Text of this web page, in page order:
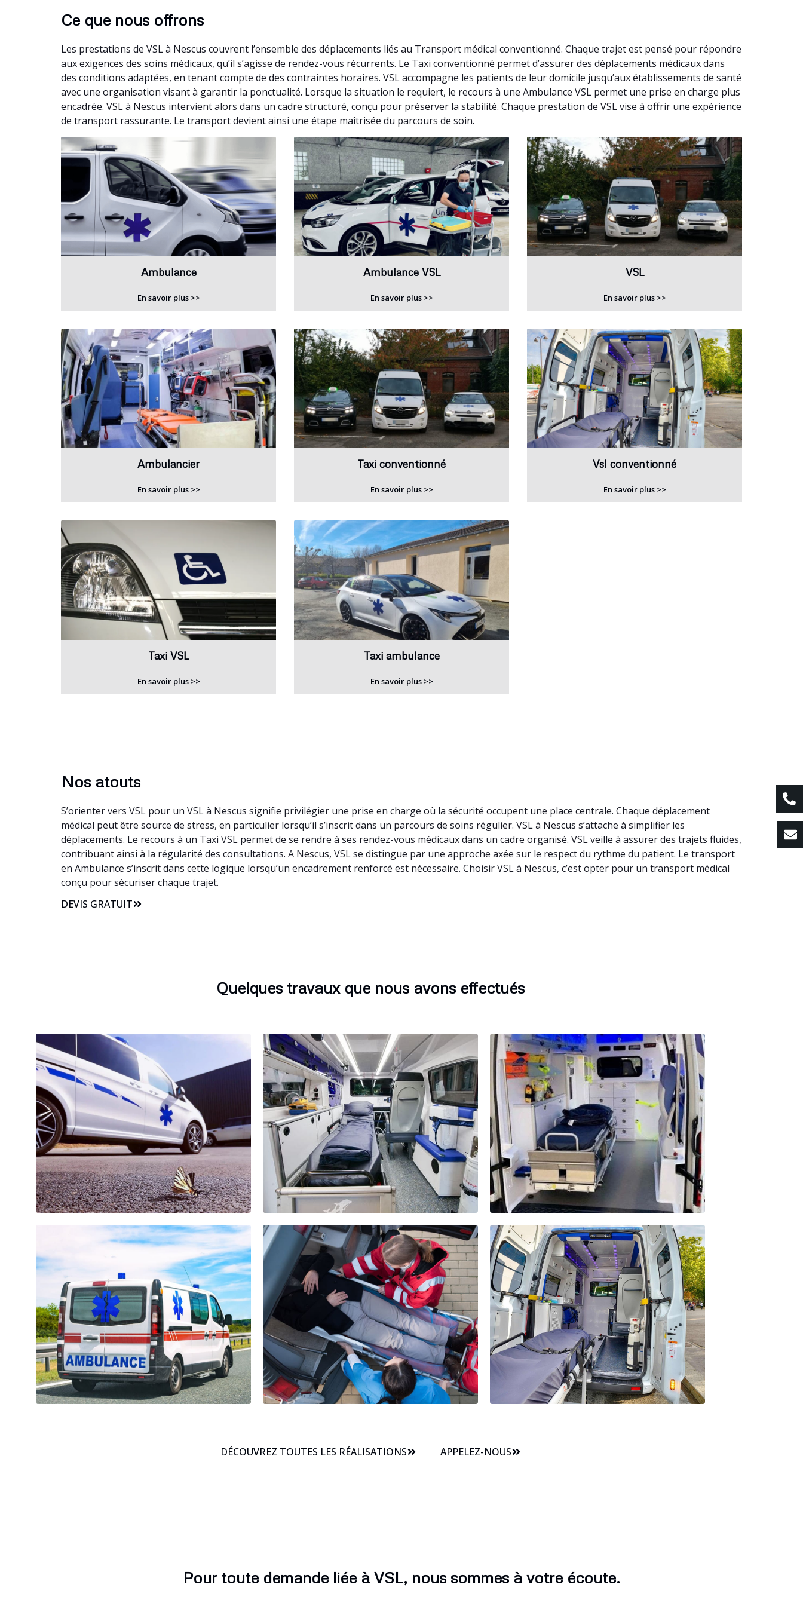
Ce que nous offrons
Les prestations de VSL à Nescus couvrent l’ensemble des déplacements liés au Transport médical conventionné. Chaque trajet est pensé pour répondre
aux exigences des soins médicaux, qu’il s’agisse de rendez-vous récurrents. Le Taxi conventionné permet d’assurer des déplacements médicaux dans
des conditions adaptées, en tenant compte de des contraintes horaires. VSL accompagne les patients de leur domicile jusqu’aux établissements de santé
avec une organisation visant à garantir la ponctualité. Lorsque la situation le requiert, le recours à une Ambulance VSL permet une prise en charge plus
encadrée. VSL à Nescus intervient alors dans un cadre structuré, conçu pour préserver la stabilité. Chaque prestation de VSL vise à offrir une expérience
de transport rassurante. Le transport devient ainsi une étape maîtrisée du parcours de soin.
Ambulance
En savoir plus >>
Ambulance VSL
En savoir plus >>
VSL
En savoir plus >>
Ambulancier
En savoir plus >>
Taxi conventionné
En savoir plus >>
Vsl conventionné
En savoir plus >>
Taxi VSL
En savoir plus >>
Taxi ambulance
En savoir plus >>
Nos atouts
S’orienter vers VSL pour un VSL à Nescus signifie privilégier une prise en charge où la sécurité occupent une place centrale. Chaque déplacement
médical peut être source de stress, en particulier lorsqu’il s’inscrit dans un parcours de soins régulier. VSL à Nescus s’attache à simplifier les
déplacements. Le recours à un Taxi VSL permet de se rendre à ses rendez-vous médicaux dans un cadre organisé. VSL veille à assurer des trajets fluides,
contribuant ainsi à la régularité des consultations. A Nescus, VSL se distingue par une approche axée sur le respect du rythme du patient. Le transport
en Ambulance s’inscrit dans cette logique lorsqu’un encadrement renforcé est nécessaire. Choisir VSL à Nescus, c’est opter pour un transport médical
conçu pour sécuriser chaque trajet.
DEVIS GRATUIT
Quelques travaux que nous avons effectués
DÉCOUVREZ TOUTES LES RÉALISATIONS APPELEZ-NOUS
Pour toute demande liée à VSL, nous sommes à votre écoute.